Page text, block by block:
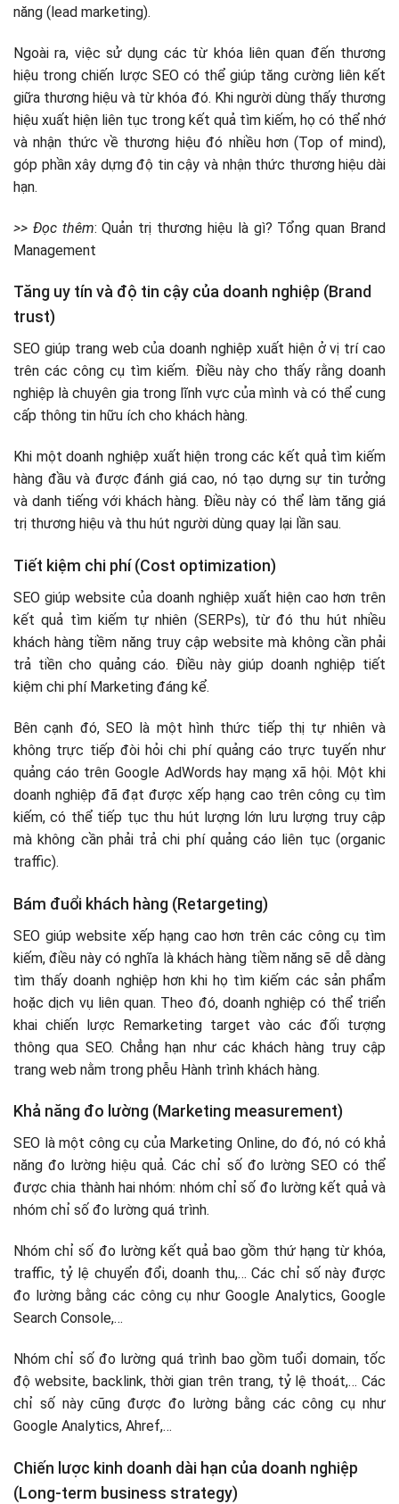
năng (lead marketing).
Ngoài ra, việc sử dụng các từ khóa liên quan đến thương
hiệu trong chiến lược SEO có thể giúp tăng cường liên kết
giữa thương hiệu và từ khóa đó. Khi người dùng thấy thương
hiệu xuất hiện liên tục trong kết quả tìm kiếm, họ có thể nhớ
và nhận thức về thương hiệu đó nhiều hơn (Top of mind),
góp phần xây dựng độ tin cậy và nhận thức thương hiệu dài
hạn.
>> Đọc thêm: Quản trị thương hiệu là gì? Tổng quan Brand
Management
Tăng uy tín và độ tin cậy của doanh nghiệp (Brand
trust)
SEO giúp trang web của doanh nghiệp xuất hiện ở vị trí cao
trên các công cụ tìm kiếm. Điều này cho thấy rằng doanh
nghiệp là chuyên gia trong lĩnh vực của mình và có thể cung
cấp thông tin hữu ích cho khách hàng.
Khi một doanh nghiệp xuất hiện trong các kết quả tìm kiếm
hàng đầu và được đánh giá cao, nó tạo dựng sự tin tưởng
và danh tiếng với khách hàng. Điều này có thể làm tăng giá
trị thương hiệu và thu hút người dùng quay lại lần sau.
Tiết kiệm chi phí (Cost optimization)
SEO giúp website của doanh nghiệp xuất hiện cao hơn trên
kết quả tìm kiếm tự nhiên (SERPs), từ đó thu hút nhiều
khách hàng tiềm năng truy cập website mà không cần phải
trả tiền cho quảng cáo. Điều này giúp doanh nghiệp tiết
kiệm chi phí Marketing đáng kể.
Bên cạnh đó, SEO là một hình thức tiếp thị tự nhiên và
không trực tiếp đòi hỏi chi phí quảng cáo trực tuyến như
quảng cáo trên Google AdWords hay mạng xã hội. Một khi
doanh nghiệp đã đạt được xếp hạng cao trên công cụ tìm
kiếm, có thể tiếp tục thu hút lượng lớn lưu lượng truy cập
mà không cần phải trả chi phí quảng cáo liên tục (organic
traffic).
Bám đuổi khách hàng (Retargeting)
SEO giúp website xếp hạng cao hơn trên các công cụ tìm
kiếm, điều này có nghĩa là khách hàng tiềm năng sẽ dễ dàng
tìm thấy doanh nghiệp hơn khi họ tìm kiếm các sản phẩm
hoặc dịch vụ liên quan. Theo đó, doanh nghiệp có thể triển
khai chiến lược Remarketing target vào các đối tượng
thông qua SEO. Chẳng hạn như các khách hàng truy cập
trang web nằm trong phễu Hành trình khách hàng.
Khả năng đo lường (Marketing measurement)
SEO là một công cụ của Marketing Online, do đó, nó có khả
năng đo lường hiệu quả. Các chỉ số đo lường SEO có thể
được chia thành hai nhóm: nhóm chỉ số đo lường kết quả và
nhóm chỉ số đo lường quá trình.
Nhóm chỉ số đo lường kết quả bao gồm thứ hạng từ khóa,
traffic, tỷ lệ chuyển đổi, doanh thu,… Các chỉ số này được
đo lường bằng các công cụ như Google Analytics, Google
Search Console,…
Nhóm chỉ số đo lường quá trình bao gồm tuổi domain, tốc
độ website, backlink, thời gian trên trang, tỷ lệ thoát,… Các
chỉ số này cũng được đo lường bằng các công cụ như
Google Analytics, Ahref,…
Chiến lược kinh doanh dài hạn của doanh nghiệp
(Long-term business strategy)